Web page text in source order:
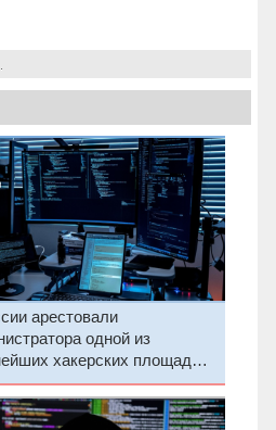
арестовали
одной из
хакерских площадок